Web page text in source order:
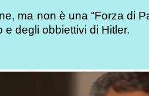
ma non è una “Forza di
e degli obbiettivi di Hitler.